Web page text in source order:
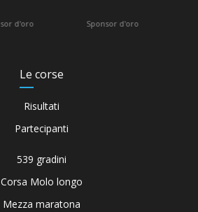
Sponsor d'oro Veicolo ufficiale
Le corse
Risultati
Partecipanti
539 gradini
Corsa Molo longo
Mezza maratona